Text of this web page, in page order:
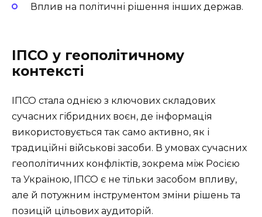
Вплив на політичні рішення інших держав.
ІПСО у геополітичному
контексті
ІПСО стала однією з ключових складових
сучасних гібридних воєн, де інформація
використовується так само активно, як і
традиційні військові засоби. В умовах сучасних
геополітичних конфліктів, зокрема між Росією
та Україною, ІПСО є не тільки засобом впливу,
але й потужним інструментом зміни рішень та
позицій цільових аудиторій.